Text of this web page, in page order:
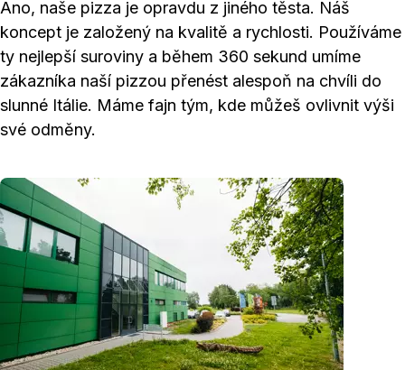
Ano, naše pizza je opravdu z jiného těsta. Náš
koncept je založený na kvalitě a rychlosti. Používáme
ty nejlepší suroviny a během 360 sekund umíme
zákazníka naší pizzou přenést alespoň na chvíli do
slunné Itálie. Máme fajn tým, kde můžeš ovlivnit výši
své odměny.